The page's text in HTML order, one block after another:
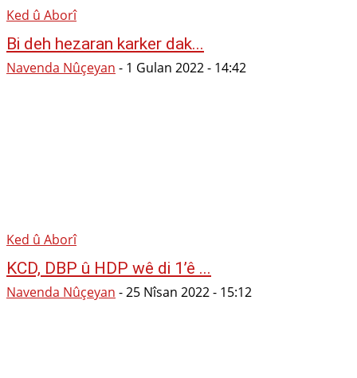
Ked û Aborî
Bi deh hezaran karker dak...
Navenda Nûçeyan - 1 Gulan 2022 - 14:42
Ked û Aborî
KCD, DBP û HDP wê di 1’ê ...
Navenda Nûçeyan -25 Nîsan 2022 - 15:12